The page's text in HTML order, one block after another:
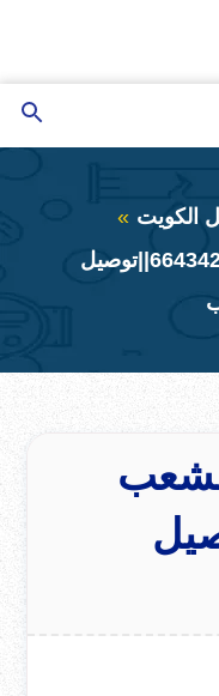
الكويت
مندوب توصيل الشعب ||66434216||توصيل